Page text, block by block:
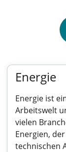
Energie
Energie ist
Arbeitswelt
vielen
Energien,
technischen